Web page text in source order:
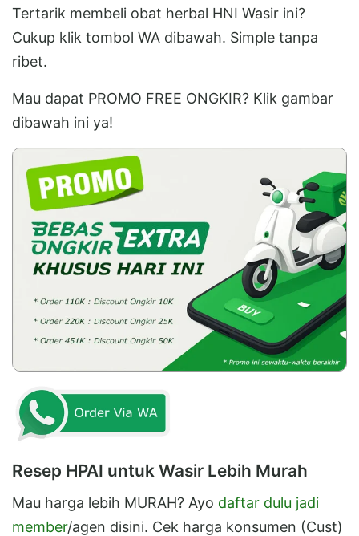
Tertarik membeli obat herbal HNI Wasir ini?
Cukup klik tombol WA dibawah. Simple tanpa
ribet.
Mau dapat PROMO FREE ONGKIR? Klik gambar
dibawah ini ya!
Resep HPAI untuk Wasir Lebih Murah
Mau harga lebih MURAH? Ayo daftar dulu jadi
member/agen disini. Cek harga konsumen (Cust)